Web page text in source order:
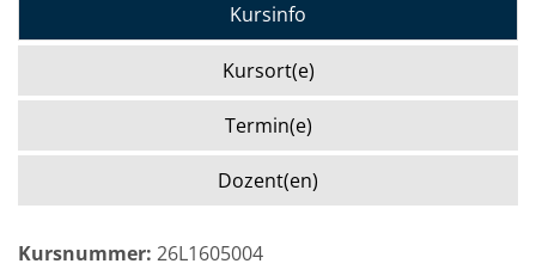
Kursinfo
Kursort(e)
Termin(e)
Dozent(en)
Kursnummer: 26L1605004